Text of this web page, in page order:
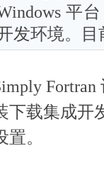
平
发环境。目
下载集成开
置。